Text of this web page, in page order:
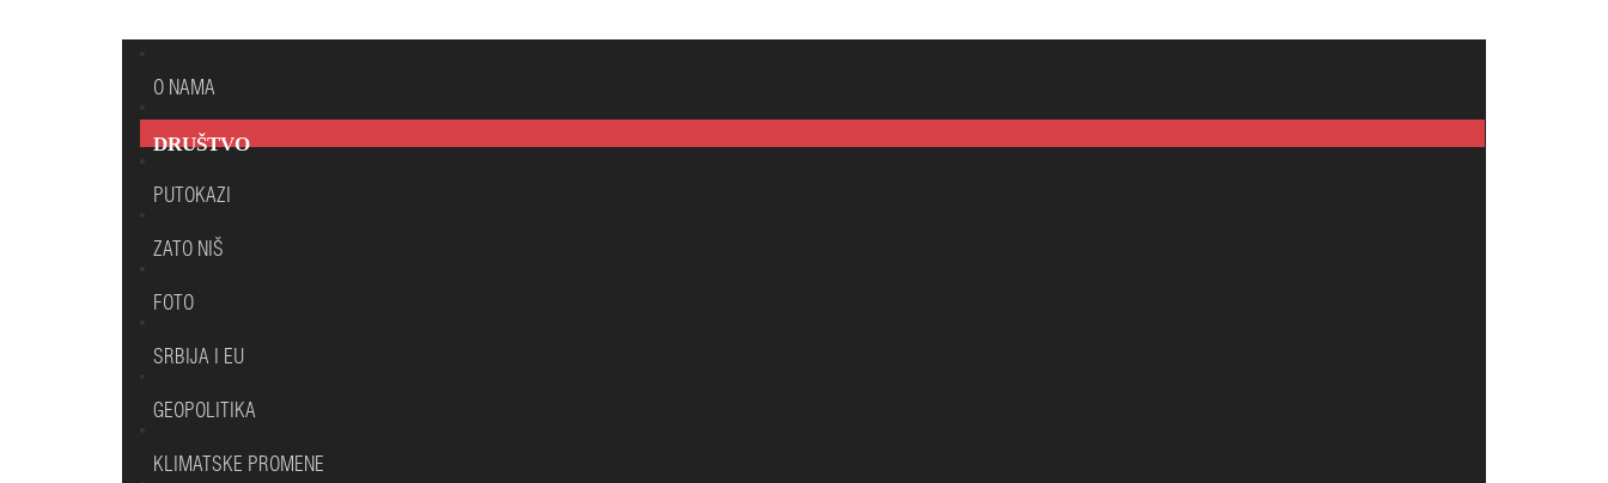
O NAMA
DRUŠTVO
PUTOKAZI
ZATO NIŠ
FOTO
SRBIJA I EU
GEOPOLITIKA
KLIMATSKE PROMENE